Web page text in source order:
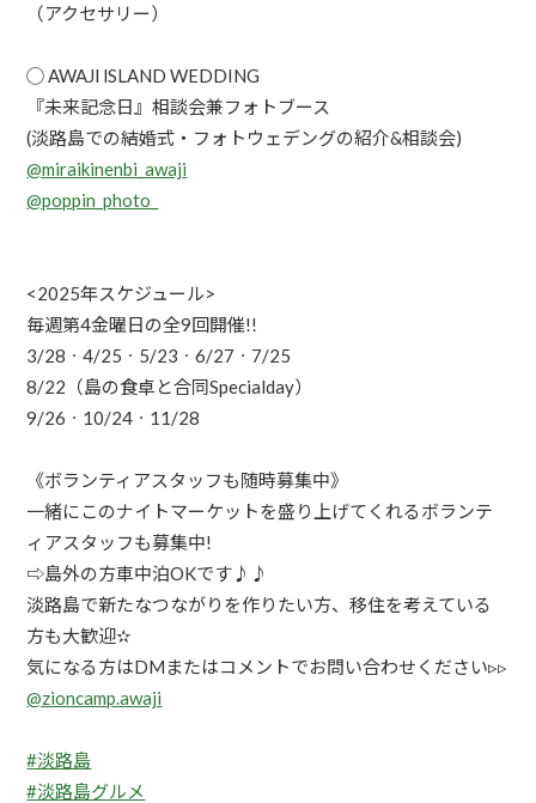
（アクセサリー）
◯ AWAJl lSLAND WEDDING
『未来記念日』相談会兼フォトブース
(淡路島での結婚式・フォトウェデングの紹介&相談会)
@miraikinenbi_awaji
@poppin_photo_
<2025年スケジュール>
毎週第4金曜日の全9回開催!!
3/28ㆍ4/25ㆍ5/23ㆍ6/27ㆍ7/25
8/22（島の食卓と合同Specialday）
9/26ㆍ10/24ㆍ11/28
《ボランティアスタッフも随時募集中》
一緒にこのナイトマーケットを盛り上げてくれるボランテ
ィアスタッフも募集中!
⇨島外の方車中泊OKです♪♪
淡路島で新たなつながりを作りたい方、移住を考えている
方も大歓迎✫
気になる方はDMまたはコメントでお問い合わせください▹▹
@zioncamp.awaji
#淡路島
#淡路島グルメ